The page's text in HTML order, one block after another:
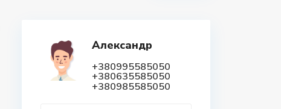
Александр
+380995585050
+380635585050
+380985585050